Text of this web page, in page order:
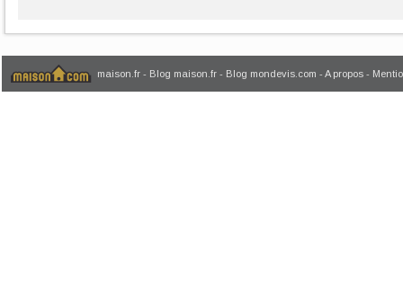
maison.fr - Blog maison.fr - Blog mondevis.com - A propos -